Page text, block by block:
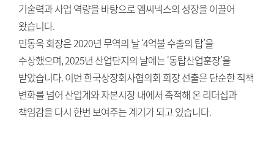
기술력과 사업 역량을 바탕으로 엠씨넥스의 성장을 이끌어
왔습니다.
민동욱 회장은 2020년 무역의 날 ‘4억불 수출의 탑’을
수상했으며, 2025년 산업단지의 날에는 ‘동탑산업훈장’을
받았습니다. 이번 한국상장회사협의회 회장 선출은 단순한 직책
변화를 넘어 산업계와 자본시장 내에서 축적해 온 리더십과
책임감을 다시 한번 보여주는 계기가 되고 있습니다.